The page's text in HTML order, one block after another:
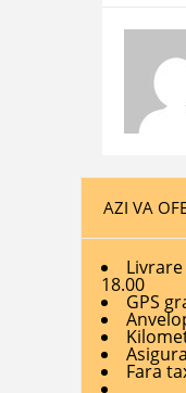
AZI VA
18.00
GPS
Fara